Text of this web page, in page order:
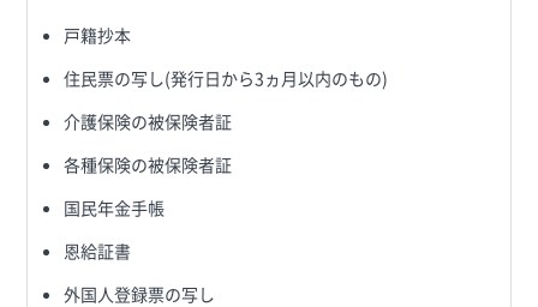
戸籍抄本
住民票の写し(発行日から3ヵ月以内のもの)
介護保険の被保険者証
各種保険の被保険者証
国民年金手帳
恩給証書
外国人登録票の写し